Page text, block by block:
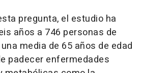
pregunta, el estudio ha
años a 746 personas de
media de 65 años de edad
padecer enfermedades